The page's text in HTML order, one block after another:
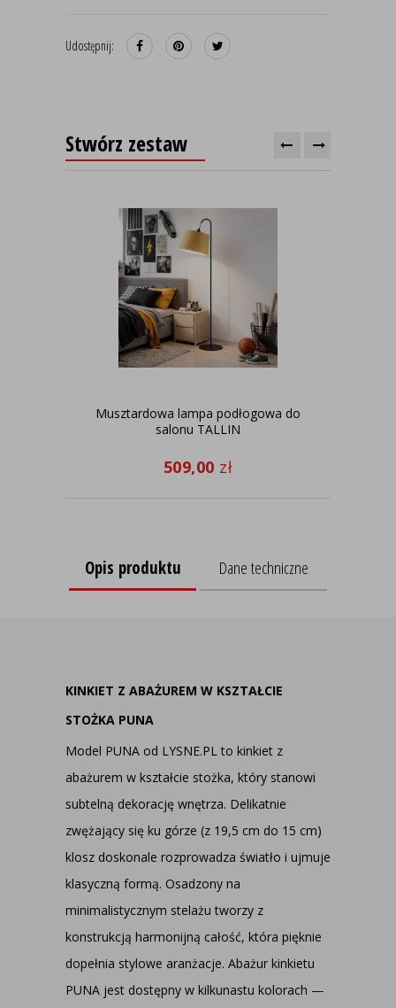
Udostępnij:
Stwórz zestaw
Musztardowa lampa podłogowa do
salonu TALLIN
509,00 zł
Opis produktu Dane techniczne
KINKIET Z ABAŻUREM W KSZTAŁCIE
STOŻKA PUNA
Model PUNA od LYSNE.PL to kinkiet z
abażurem w kształcie stożka, który stanowi
subtelną dekorację wnętrza. Delikatnie
zwężający się ku górze (z 19,5 cm do 15 cm)
klosz doskonale rozprowadza światło i ujmuje
klasyczną formą. Osadzony na
minimalistycznym stelażu tworzy z
konstrukcją harmonijną całość, która pięknie
dopełnia stylowe aranżacje. Abażur kinkietu
PUNA jest dostępny w kilkunastu kolorach —